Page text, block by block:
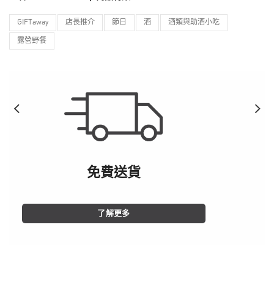
GIFTaway 店長推介 節日 酒 酒類與助酒小吃
露營野餐
免費送貨
了解更多